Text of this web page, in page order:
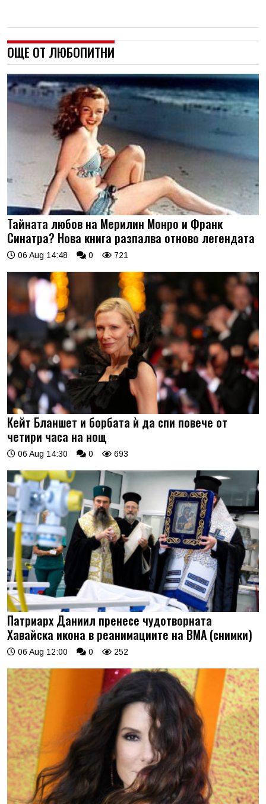
ОЩЕ ОТ ЛЮБОПИТНИ
Тайната любов на Мерилин Монро и Франк
Синатра? Нова книга разпалва отново легендата
06 Aug 14:48 0 721
Кейт Бланшет и борбата ѝ да спи повече от
четири часа на нощ
06 Aug 14:30 0 693
Патриарх Даниил пренесе чудотворната
Хавайска икона в реанимациите на ВМА (снимки)
06 Aug 12:00 0 252